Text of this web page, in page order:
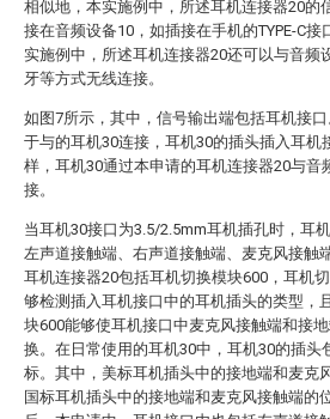
相似地，本实施例中，所述耳机连接器20的
接在音频设备10，如插接在手机的TYPE-C接
实施例中，所述耳机连接器20还可以与音频
牙等方式无线连接。
如图7所示，其中，信号输出端包括耳机接
于与的耳机30连接，耳机30的插头插入耳机
样，耳机30通过本申请的耳机连接器20与音
接。
当耳机30接口为3.5/2.5mm耳机插孔时，耳
左声道接触端、右声道接触端、麦克风接触
耳机连接器20包括耳机切换模块600，耳机
够检测插入耳机接口中的耳机插头的类型，
块600能够使耳机接口中麦克风接触端和接
换。在日常使用的耳机30中，耳机30的插头
标。其中，美标耳机插头中的接地端和麦克
国标耳机插头中的接地端和麦克风接触端的